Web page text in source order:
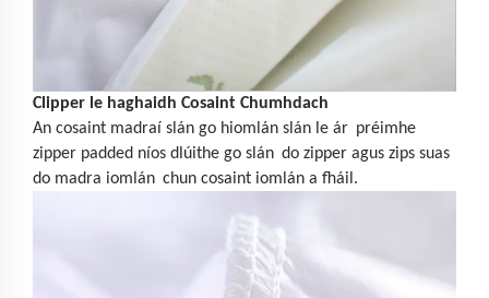
Clipper le haghaidh Cosaint Chumhdach
An cosaint madraí slán go hiomlán slán le ár préimhe
zipper padded níos dlúithe go slán do zipper agus zips suas
do madra iomlán chun cosaint iomlán a fháil.